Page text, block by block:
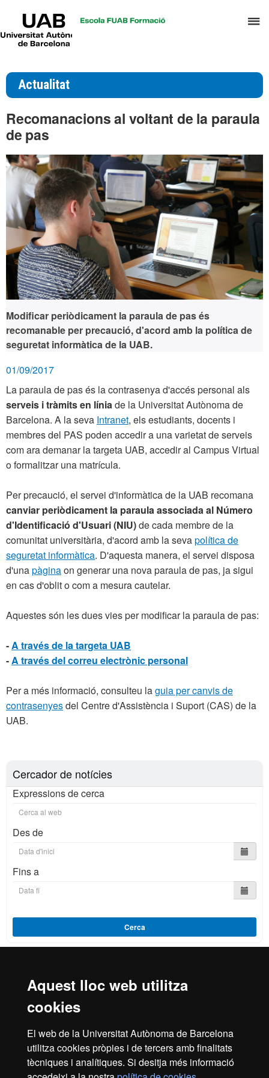
Aquest lloc web utilitza
cookies
El web de la Universitat Autònoma de Barcelona
utilitza cookies pròpies i de tercers amb finalitats
tècniques i analítiques. Si desitja més informació
el
Universitat
Actualitat
Recomanacions al voltant de la paraula
de pas
Modificar periòdicament la paraula de pas és
recomanable per precaució, d'acord amb la política de
seguretat informàtica de la UAB.
01/09/2017
La paraula de pas és la contrasenya d'accés personal als
serveis i tràmits en líniade la Universitat Autònoma de
Barcelona. A la seva Intranet, els estudiants, docents i
membres del PAS poden accedir a una varietat de serveis
com ara demanar la targeta UAB, accedir al Campus Virtual
o formalitzar una matrícula.
Per precaució, el servei d'informàtica de la UAB recomana
canviar periòdicament la paraula associada al Número
d'Identificació d'Usuari (NIU)de cada membre de la
comunitat universitària, d'acord amb la sevapolítica de
seguretat informàtica. D'aquesta manera, el servei disposa
d'unapàginaon generar una nova paraula de pas, ja sigui
en cas d'oblit o com a mesura cautelar.
Aquestes són les dues vies per modificar la paraula de pas:
-A través de la targeta UAB
-A través del correu electrònic personal
Per a més informació, consulteu laguia per canvis de
contrasenyesdel Centre d'Assistència i Suport (CAS) de la
UAB.
Cercador de notícies
Expressions de cerca
Des de
Fins a
Cerca
Reconeixement internacional de l'excel·lència
HR
Inici Avís legal Política de privacitat